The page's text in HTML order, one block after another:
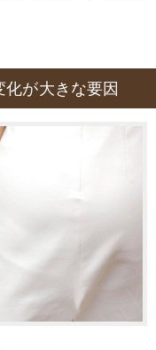
が大きな要因